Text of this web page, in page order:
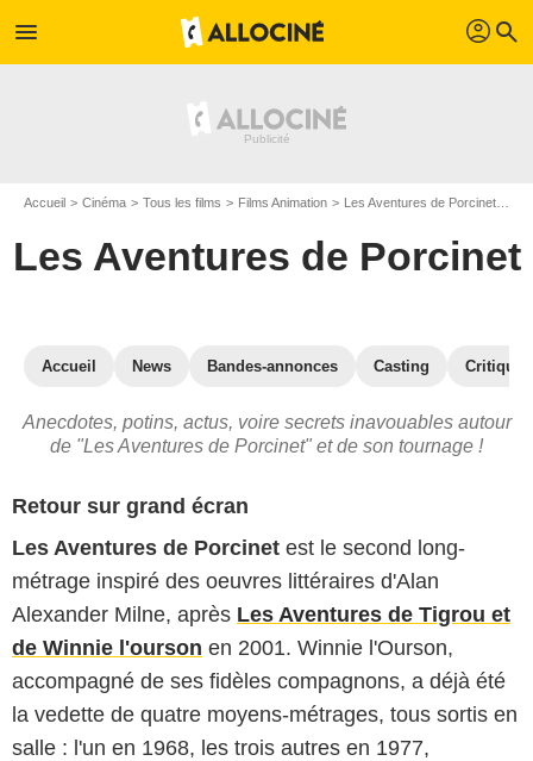
menu profil search
Accueil Cinéma Tous les films Films Animation Les Aventures de Porcinet
Les Aventures de Porcinet
Accueil News Bandes-annonces Casting
Anecdotes, potins, actus, voire secrets inavouables autour
de "Les Aventures de Porcinet" et de son tournage !
Retour sur grand écran
Les Aventures de Porcinet est le second long-
métrage inspiré des oeuvres littéraires d'Alan
Alexander Milne, après Les Aventures de Tigrou et
de Winnie l'ourson en 2001. Winnie l'Ourson,
accompagné de ses fidèles compagnons, a déjà été
la vedette de quatre moyens-métrages, tous sortis en
salle : l'un en 1968, les trois autres en 1977,